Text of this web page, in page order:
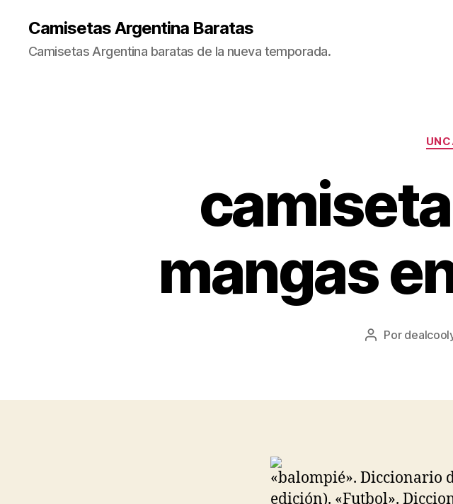
Camisetas Argentina Baratas
Camisetas Argentina baratas de la nueva temporada.
mangas
Autor
Por
«balompié». Diccionario
edición). «Futbol».